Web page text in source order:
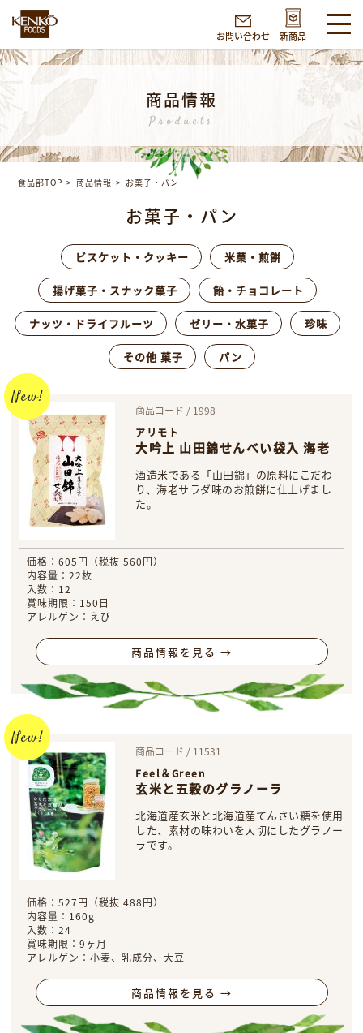
お問い合わせ 新商品
商品情報
Products
食品部TOP 商品情報 お菓子・パン
お菓子・パン
ビスケット・クッキー 米菓・煎餅
揚げ菓子・スナック菓子 飴・チョコレート
ナッツ・ドライフルーツ ゼリー・水菓子 珍味
その他 菓子 パン
商品コード / 1998
アリモト
大吟上 山田錦せんべい袋入 海老
酒造米である「山田錦」の原料にこだわ
り、海老サラダ味のお煎餅に仕上げまし
た。
価格：605円（税抜 560円）
内容量：22枚
入数：12
賞味期限：150日
アレルゲン：えび
商品情報を見る →
商品コード / 11531
Feel＆Green
玄米と五穀のグラノーラ
北海道産玄米と北海道産てんさい糖を使用
した、素材の味わいを大切にしたグラノー
ラです。
価格：527円（税抜 488円）
内容量：160g
入数：24
賞味期限：9ヶ月
アレルゲン：小麦、乳成分、大豆
商品情報を見る →